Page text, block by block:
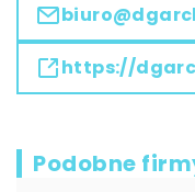
https://
Podobne